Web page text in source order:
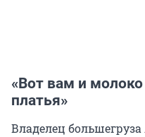
«Вот вам и
платья»
Владелец